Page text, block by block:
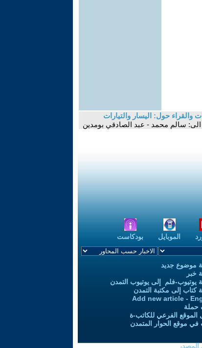
والقراء حول: اليسار والتيارات
سالم محمد - عبد الصادقي بومدين
الموبايل بودكاست
موضوع جديد
خبر
يوتيوب-فلم إلى يوتيوب التمدن
كتاب إلى مكتبة التمدن
Add new article -
حملة
الموقع الفرعي للكاتب-ة
في موقع الحوار المتمدن
المصدر